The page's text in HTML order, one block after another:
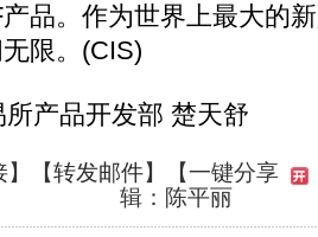
品。作为世界上最大的
限。(CIS)
产品开发部 楚天舒
】【转发邮件】
【一键分享
辑：陈平丽